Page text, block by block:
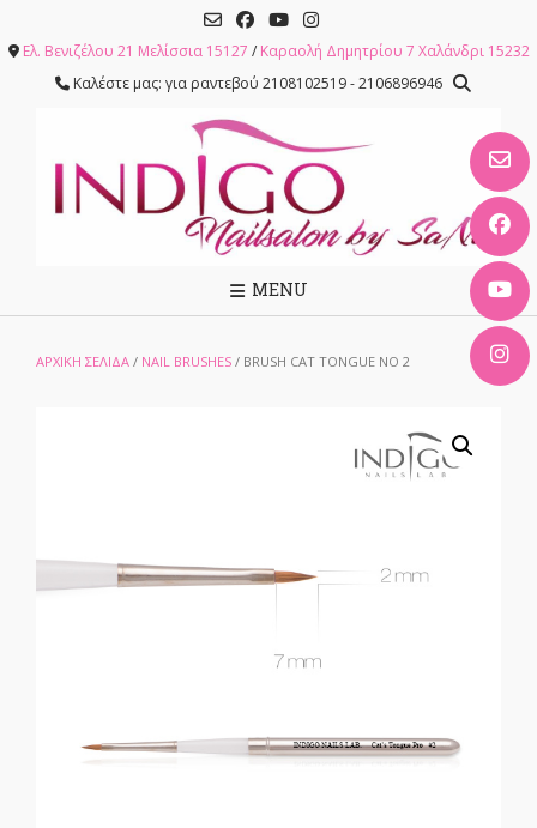
content
Ελ. Βενιζέλου 21 Μελίσσια 15127 / Καραολή Δημητρίου 7 Χαλάνδρι 15232
Καλέστε μας: για ραντεβού 2108102519 - 2106896946
MENU
ΑΡΧΙΚΉ ΣΕΛΊΔΑ / NAIL BRUSHES / BRUSH CAT TONGUE NO 2